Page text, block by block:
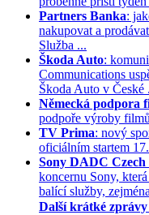
Partners Banka:
nakupovat a
Služba ...
Škoda Auto:
Communications
Škoda Auto v České
Německá podpora
podpoře výroby
TV Prima: nový
oficiálním startem
Sony DADC
koncernu Sony,
balící služby,
Další krátké